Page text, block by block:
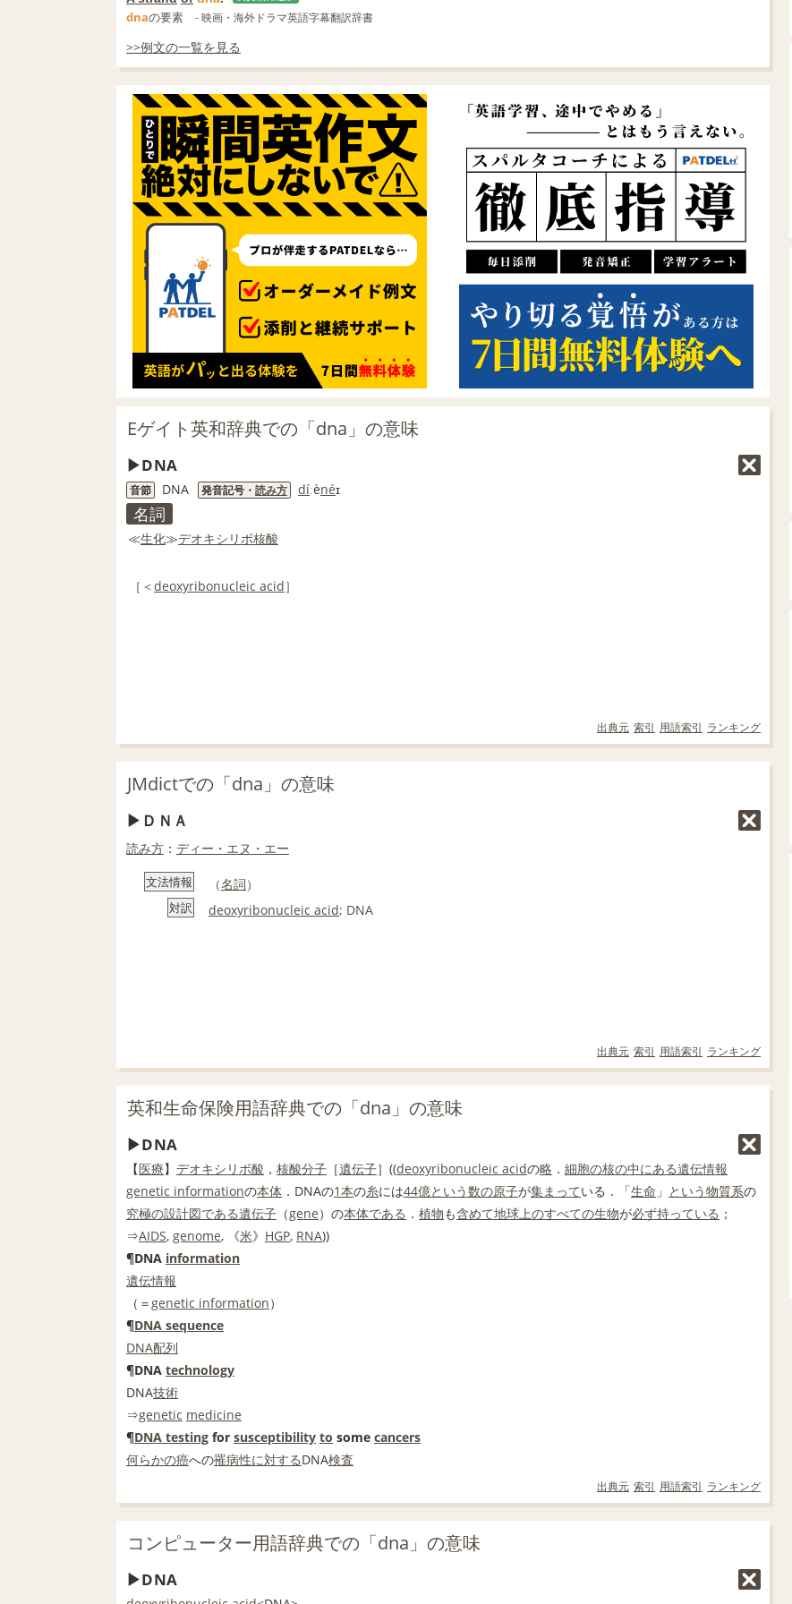
dnaの要素 - 映画・海外ドラマ英語字幕翻訳辞書
>>例文の一覧を見る
Eゲイト英和辞典での「dna」の意味
DNA
音節 DNA 発音記号・ 読み方 díːènéɪ
名詞
≪生化≫デオキシリボ核酸
［＜deoxyribonucleic acid］
出典元 索引 用語索引 ランキング
JMdictでの「dna」の意味
ＤＮＡ
読み方 ： ディー・エヌ・エー
文法情報 （名詞）
対訳 deoxyribonucleic acid; DNA
出典元 索引 用語索引 ランキング
英和生命保険用語辞典での「dna」の意味
DNA
【医療】 デオキシリボ酸 ， 核酸分子 ［遺伝子］((deoxyribonucleic acidの略 ． 細胞の核の中にある遺伝情報
genetic informationの本体 ．DNAの1本の糸には44億という数の原子が集まっている．「生命 」 という物質系の
究極の設計図である遺伝子 （gene）の本体である ． 植物も含めて地球上のすべての生物が必ず持っている ；
⇒AIDS, genome, 《米》 HGP, RNA))
¶DNA information
遺伝情報
（＝genetic information）
¶DNA sequence
DNA配列
¶DNA technology
DNA技術
⇒genetic medicine
¶DNA testing for susceptibility to some cancers
何らかの癌への罹病性に対するDNA検査
出典元 索引 用語索引 ランキング
コンピューター用語辞典での「dna」の意味
DNA